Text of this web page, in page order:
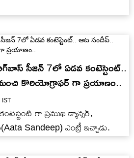
సీజన్ 7లో ఏడవ కంటెస్టెంట్..
కొరియోగ్రాఫర్ గా ప్రయాణం..
IST
గా ప్రముఖ డ్యాన్సర్,
Sandeep) ఎంట్రీ ఇచ్చాడు.